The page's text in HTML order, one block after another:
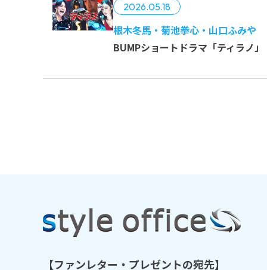
湯本 亜美・山口 ふみや
山口 ふみや
2026.05.18
根木冬馬・菊池拳心・山口ふみや
BUMPショートドラマ「ティラノ
【ファンレター・プレゼントの宛先】